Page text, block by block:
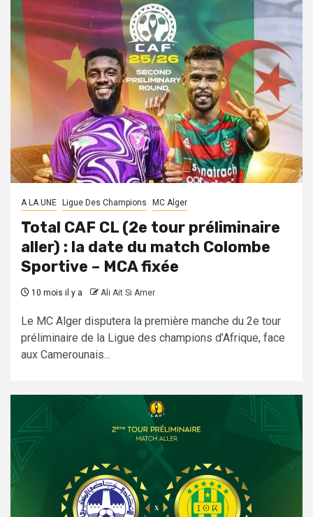
A LA UNE Ligue Des Champions MC Alger
Total CAF CL (2e tour préliminaire
aller) : la date du match Colombe
Sportive – MCA fixée
10 mois il y a Ali Ait Si Amer
Le MC Alger disputera la première manche du 2e tour
préliminaire de la Ligue des champions d’Afrique, face
aux Camerounais...